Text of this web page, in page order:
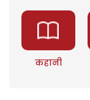
कहानी